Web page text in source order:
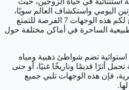
اليومي واستكشاف العالم سويًا،
ومن أجل تجربة لا تُنسى، تتيح لكم هذه الوجهات 7 الفرصة للتمتع
الساحرة في أماكن مختلفة حول
تضم شواطئ ذهبية ومياه
أثرًا قديمًا وتاريخًا غنيًا، أو حتى
فإن هذه الوجهات تلبي جميع